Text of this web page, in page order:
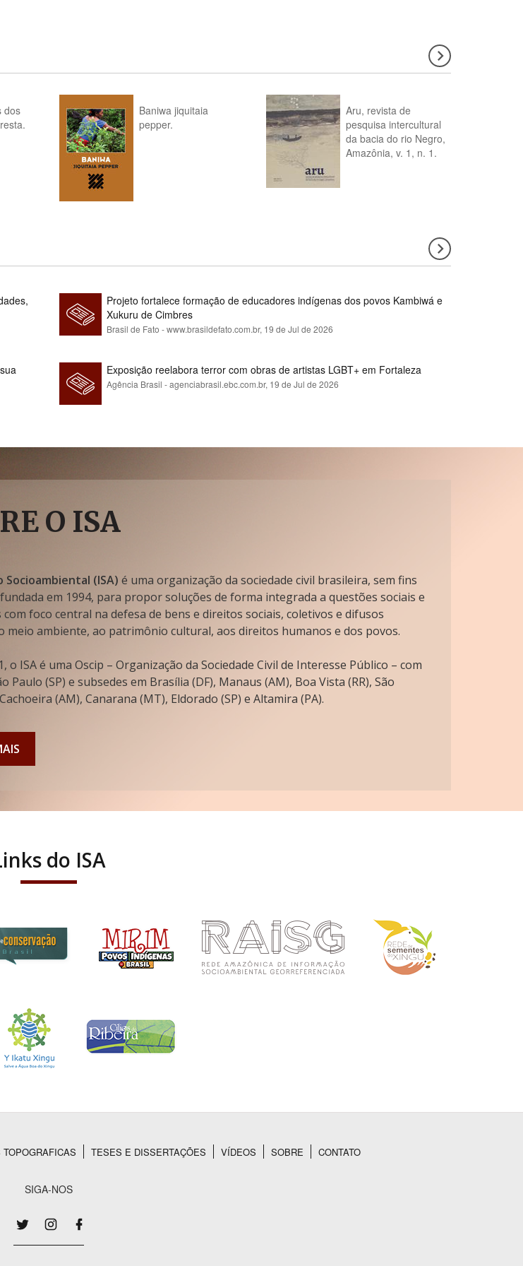
dos
Baniwa jiquitaia
pepper.
Aru, revista de
pesquisa intercultural
da bacia do rio Negro,
Amazônia, v. 1, n. 1.
Projeto fortalece formação de educadores indígenas dos povos Kambiwá e
Xukuru de Cimbres
Brasil de Fato - www.brasildefato.com.br, 19 de Jul de 2026
Exposição reelabora terror com obras de artistas LGBT+ em Fortaleza
Agência Brasil - agenciabrasil.ebc.com.br, 19 de Jul de 2026
O ISA
(ISA) é uma organização da sociedade civil brasileira, sem fins
em 1994, para propor soluções de forma integrada a questões sociais e
foco central na defesa de bens e direitos sociais, coletivos e difusos
meio ambiente, ao patrimônio cultural, aos direitos humanos e dos povos.
o ISA é uma Oscip – Organização da Sociedade Civil de Interesse Público – com
Paulo (SP) e subsedes em Brasília (DF), Manaus (AM), Boa Vista (RR), São
(AM), Canarana (MT), Eldorado (SP) e Altamira (PA).
do ISA
TESES E DISSERTAÇÕES VÍDEOS SOBRE CONTATO
SIGA-NOS